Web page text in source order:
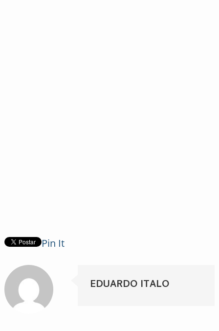
Pin It
EDUARDO ITALO